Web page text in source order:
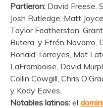
Partieron: David Freese,
Josh Rutledge, Matt
Taylor Featherston,
Butera, y Efrén Navarro,
Ronald Torreyes, Mat
LaFromboise, David
Collin Cowgill, Chris
y Kody Eaves.
Notables latinos: el